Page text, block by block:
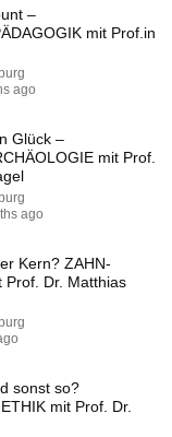
No One Is
–
mit Prof.in
ago
Glück –
mit Prof.
ago
Kern? ZAHN-
Prof. Dr. Matthias
sonst so?
mit Prof. Dr.